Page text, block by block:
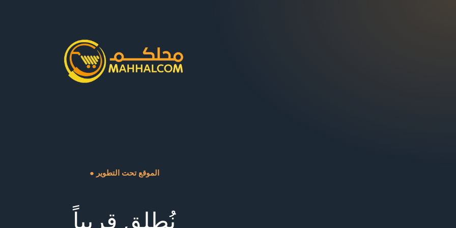
● الموقع تحت التطوير
نُطلق قريباً